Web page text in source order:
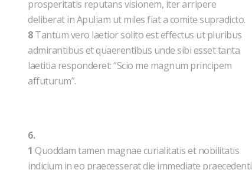
prosperitatis reputans visionem, iter arripere
deliberat in Apuliam ut miles fiat a comite supradicto.
8Tantum vero laetior solito est effectus ut pluribus
admirantibus et quaerentibus unde sibi esset tanta
laetitia responderet: “Scio me magnum principem
affuturum”.
6.
1 Quoddam tamen magnae curialitatis et nobilitatis
indicium in eo praecesserat die immediate praecedenti